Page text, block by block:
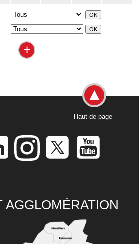
+
Haut de page
AGGLOMÉRATION